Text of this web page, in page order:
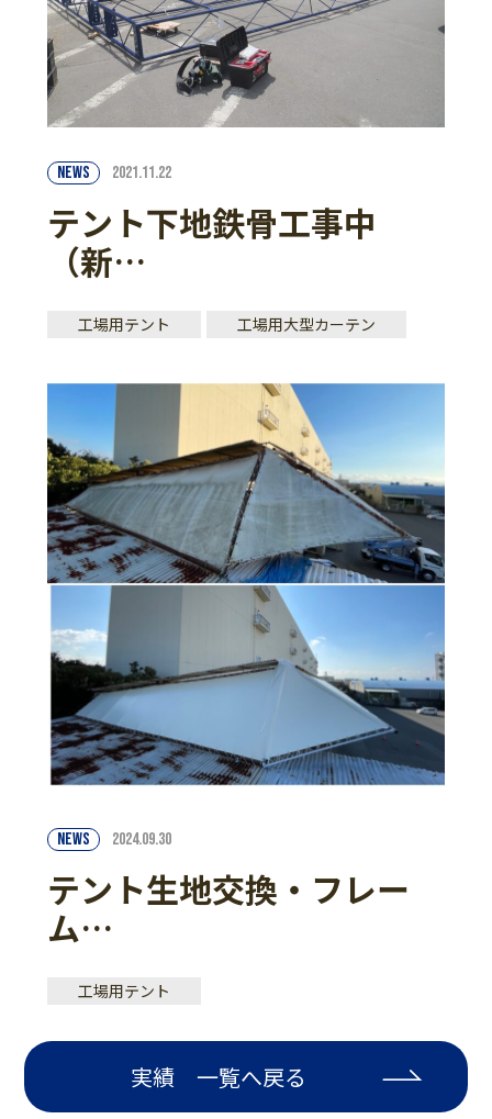
NEWS 2021.11.22
テント下地鉄骨工事中
（新…
工場用テント 工場用大型カーテン
NEWS 2024.09.30
テント生地交換・フレー
ム…
工場用テント
実績 一覧へ戻る